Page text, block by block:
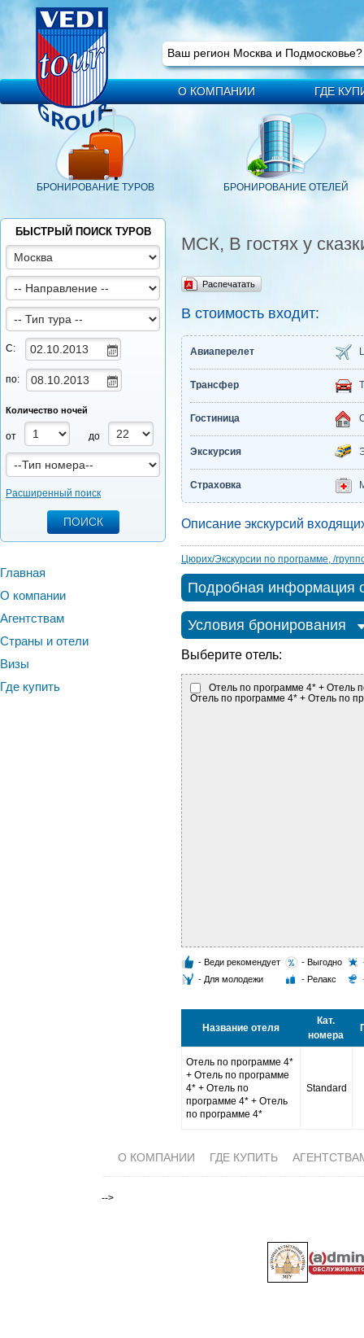
Ваш регион Москва и
Ваш регионМосква
О КОМПАНИИ ГДЕ
БРОНИРОВАНИЕ ТУРОВ БРОНИРОВАНИЕ ОТЕЛЕЙ
БЫСТРЫЙ ПОИСК ТУРОВ
С:
по:
Количество ночей
от до
Расширенный поиск
Главная
О компании
Агентствам
Страны и отели
Визы
Где купить
МСК, В гостях у
Распечатать
В стоимость входит:
Авиаперелет
Трансфер
Гостиница
Экскурсия
Страховка
Описание экскурсий
Цюрих/Экскурсии по программе, /
Подробная информация
Условия бронирования
Выберите отель:
Отель по программе 4* + Отель
Отель по программе 4* + Отель по
- Веди рекомендует - Выгодно
- Для молодежи
- Релакс
Название отеля
Кат.
номера
Отель по программе 4*
+ Отель по программе
4* + Отель по
программе 4* + Отель
по программе 4*
Standard
О КОМПАНИИ ГДЕ КУПИТЬ
-->